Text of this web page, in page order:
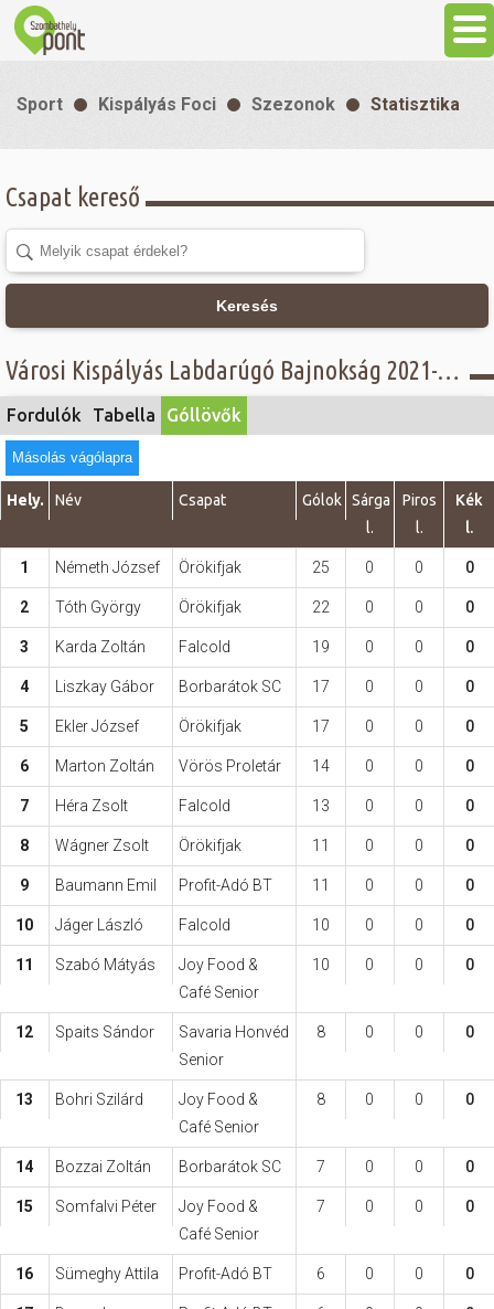
Látnivalók
Gasztronómia
Sport
Szabadidő
Hasznos
Sport Kispályás Foci Szezonok Statisztika
Csapat kereső
Keresés
Városi Kispályás Labdarúgó Bajnokság 2021-22 - Góllövő lista - Senior csoport, Akmé Kft
Fordulók Tabella Góllövők
Másolás vágólapra
Hely. Név Csapat Gólok Sárga
l.
Piros
l.
Kék
l.
1 Németh József Örökifjak 25 0 0 0
2 Tóth György Örökifjak 22 0 0 0
3 Karda Zoltán Falcold 19 0 0 0
4 Liszkay Gábor Borbarátok SC 17 0 0 0
5 Ekler József Örökifjak 17 0 0 0
6 Marton Zoltán Vörös Proletár 14 0 0 0
7 Héra Zsolt Falcold 13 0 0 0
8 Wágner Zsolt Örökifjak 11 0 0 0
9 Baumann Emil Profit-Adó BT 11 0 0 0
10 Jáger László Falcold 10 0 0 0
11 Szabó Mátyás
Joy Food &
Café Senior
10 0 0 0
12 Spaits Sándor
Savaria Honvéd
Senior
8 0 0 0
13 Bohri Szilárd
Joy Food &
Café Senior
8 0 0 0
14 Bozzai Zoltán Borbarátok SC 7 0 0 0
15 Somfalvi Péter
Joy Food &
Café Senior
7 0 0 0
16 Sümeghy Attila Profit-Adó BT 6 0 0 0